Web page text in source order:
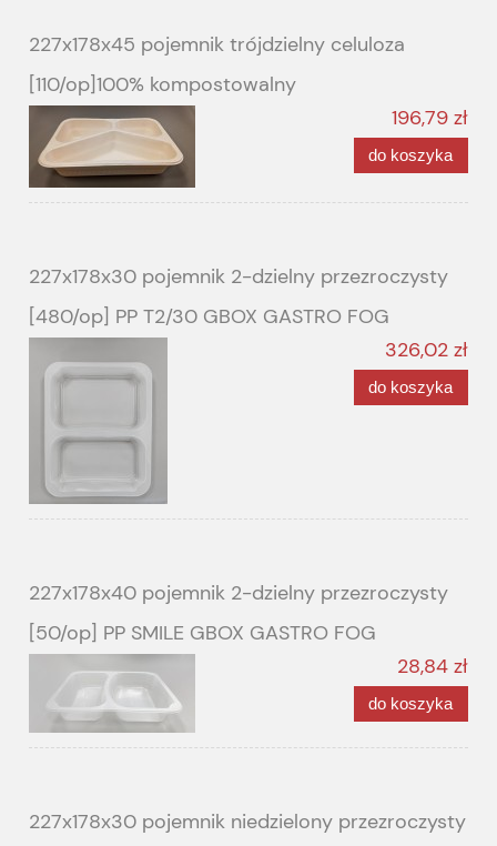
227x178x45 pojemnik trójdzielny celuloza
[110/op]100% kompostowalny
196,79 zł
do koszyka
227x178x30 pojemnik 2-dzielny przezroczysty
[480/op] PP T2/30 GBOX GASTRO FOG
326,02 zł
do koszyka
227x178x40 pojemnik 2-dzielny przezroczysty
[50/op] PP SMILE GBOX GASTRO FOG
28,84 zł
do koszyka
227x178x30 pojemnik niedzielony przezroczysty